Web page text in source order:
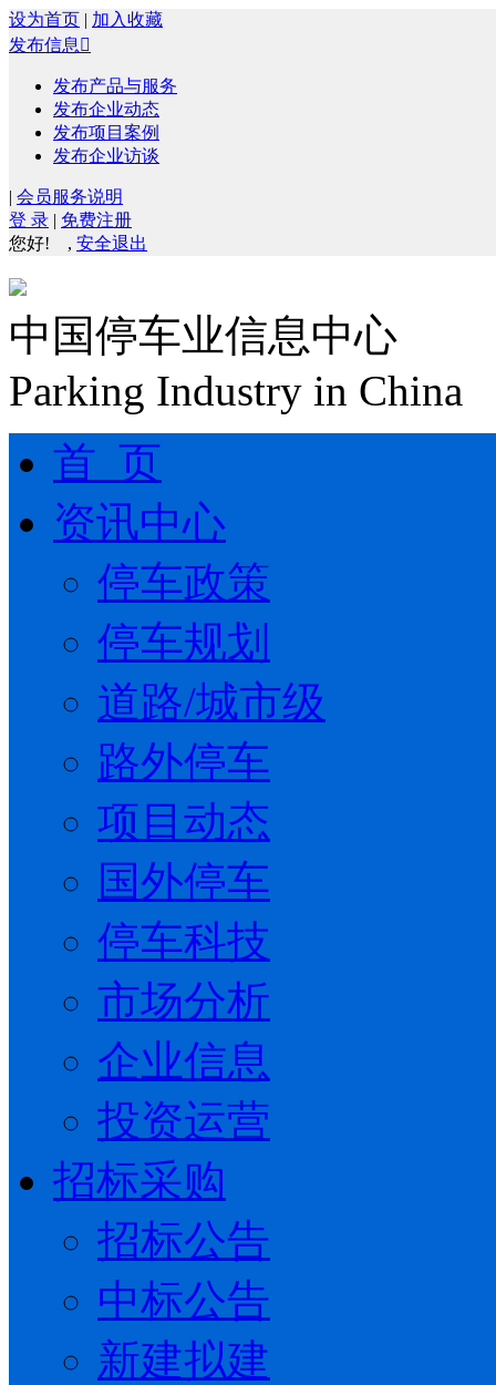
设为首页 | 加入收藏
发布信息 
发布产品与服务
发布企业动态
发布项目案例
发布企业访谈
| 会员服务说明
登 录 | 免费注册
您好!
, 安全退出
中国停车业信息中心
Parking Industry in China
首 页
资讯中心
停车政策
停车规划
道路/城市级
路外停车
项目动态
国外停车
停车科技
市场分析
企业信息
投资运营
招标采购
招标公告
中标公告
新建拟建